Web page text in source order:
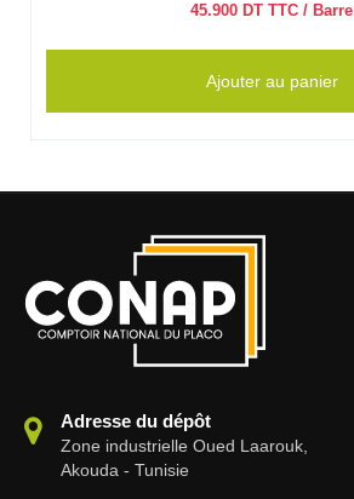
45.900 DT TTC / Barre
Ajouter au panier
Adresse du dépôt
Zone industrielle Oued Laarouk,
Akouda - Tunisie